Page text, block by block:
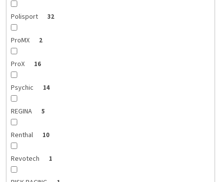
Polisport 32
ProMX 2
ProX 16
Psychic 14
REGINA 5
Renthal 10
Revotech 1